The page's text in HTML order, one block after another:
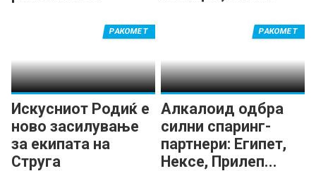
Искусниот Родиќ е
ново засилување
за екипата на
Струга
РАКОМЕТ
Алкалоид одбра
силни спаринг-
партнери: Египет,
Нексе, Прилеп...
РАКОМЕТ